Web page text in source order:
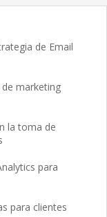
de Email
marketing
la toma de
para
para clientes